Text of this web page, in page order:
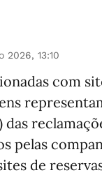
2026, 13:10
com
das
pelas
de